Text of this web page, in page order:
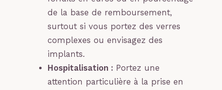
de la base de remboursement,
surtout si vous portez des verres
complexes ou envisagez des
implants.
Hospitalisation : Portez une
attention particulière à la prise en